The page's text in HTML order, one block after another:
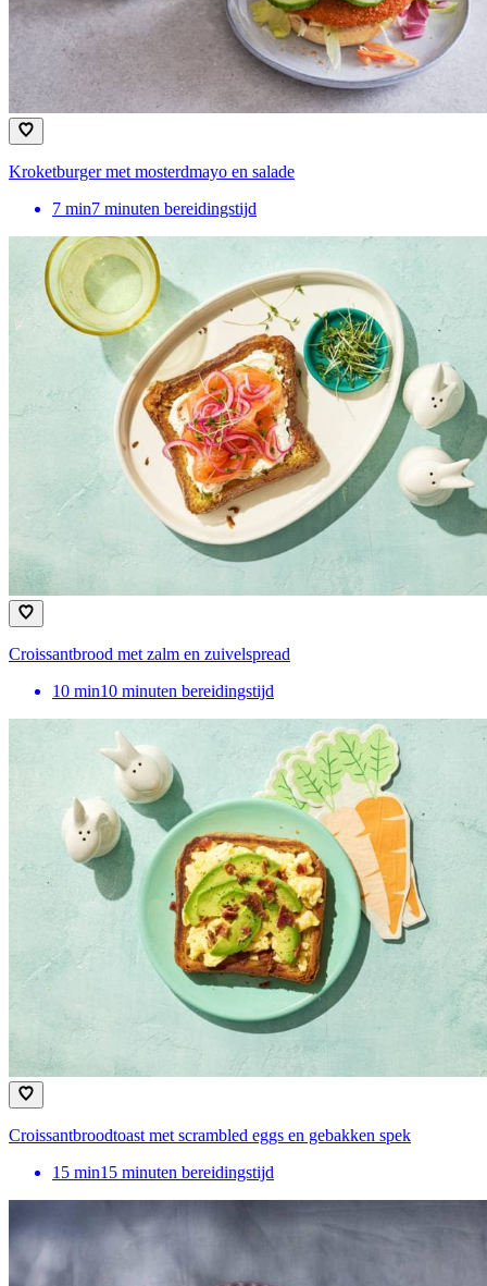
Kroketburger met mosterdmayo en salade
7 min7 minuten bereidingstijd
Croissantbrood met zalm en zuivelspread
10 min10 minuten bereidingstijd
Croissantbroodtoast met scrambled eggs en gebakken spek
15 min15 minuten bereidingstijd